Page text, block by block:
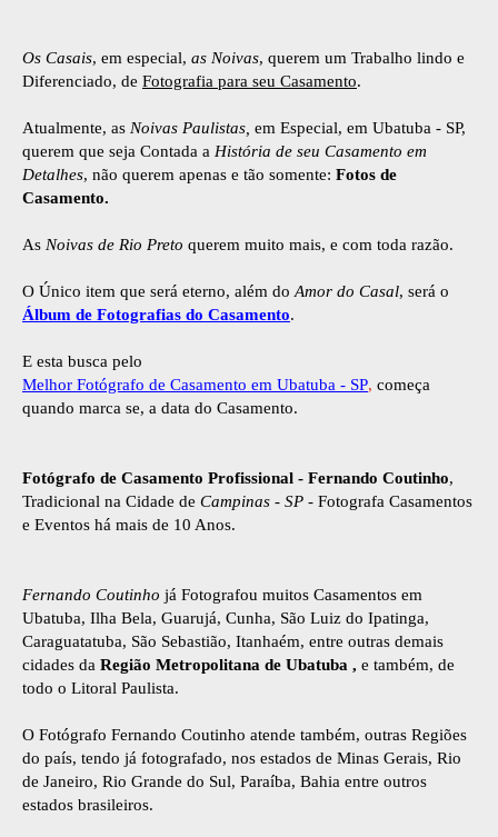
Os Casais, em especial, as Noivas, querem um Trabalho lindo e
Diferenciado, de Fotografia para seu Casamento.
Atualmente, as Noivas Paulistas, em Especial, em Ubatuba - SP,
querem que seja Contada a História de seu Casamento em
Detalhes, não querem apenas e tão somente: Fotos de
Casamento.
As Noivas de Rio Preto querem muito mais, e com toda razão.
O Único item que será eterno, além do Amor do Casal, será o
Álbum de Fotografias do Casamento.
E esta busca pelo
Melhor Fotógrafo de Casamento em Ubatuba - SP, começa
quando marca se, a data do Casamento.
Fotógrafo de Casamento Profissional - Fernando Coutinho,
Tradicional na Cidade de Campinas - SP - Fotografa Casamentos
e Eventos há mais de 10 Anos.
Fernando Coutinho já Fotografou muitos Casamentos em
Ubatuba, Ilha Bela, Guarujá, Cunha, São Luiz do Ipatinga,
Caraguatatuba, São Sebastião, Itanhaém, entre outras demais
cidades da Região Metropolitana de Ubatuba , e também, de
todo o Litoral Paulista.
O Fotógrafo Fernando Coutinho atende também, outras Regiões
do país, tendo já fotografado, nos estados de Minas Gerais, Rio
de Janeiro, Rio Grande do Sul, Paraíba, Bahia entre outros
estados brasileiros.